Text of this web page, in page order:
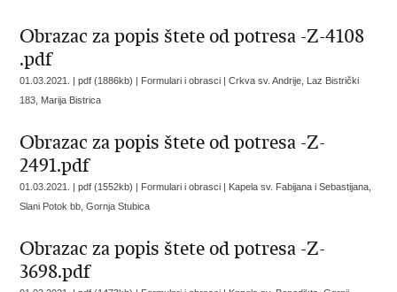
Obrazac za popis štete od potresa -Z-4108
.pdf
01.03.2021. | pdf (1886kb) | Formulari i obrasci |Crkva sv. Andrije, Laz Bistrički
183, Marija Bistrica
Obrazac za popis štete od potresa -Z-
2491.pdf
01.03.2021. | pdf (1552kb) | Formulari i obrasci | Kapela sv. Fabijana i Sebastijana,
Slani Potok bb, Gornja Stubica
Obrazac za popis štete od potresa -Z-
3698.pdf